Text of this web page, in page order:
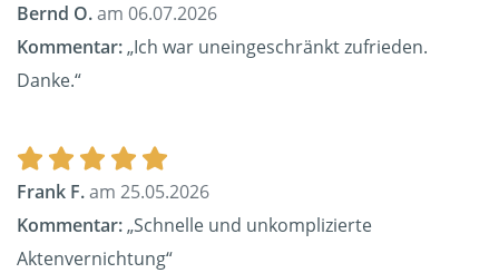
Bernd O.am 06.07.2026
Kommentar:„Ich war uneingeschränkt zufrieden.
Danke.“
Frank F.am 25.05.2026
Kommentar:„Schnelle und unkomplizierte
Aktenvernichtung“